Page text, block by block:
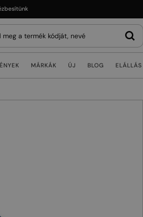
MÁRKÁK ÚJ BLOG ELÁLLÁS